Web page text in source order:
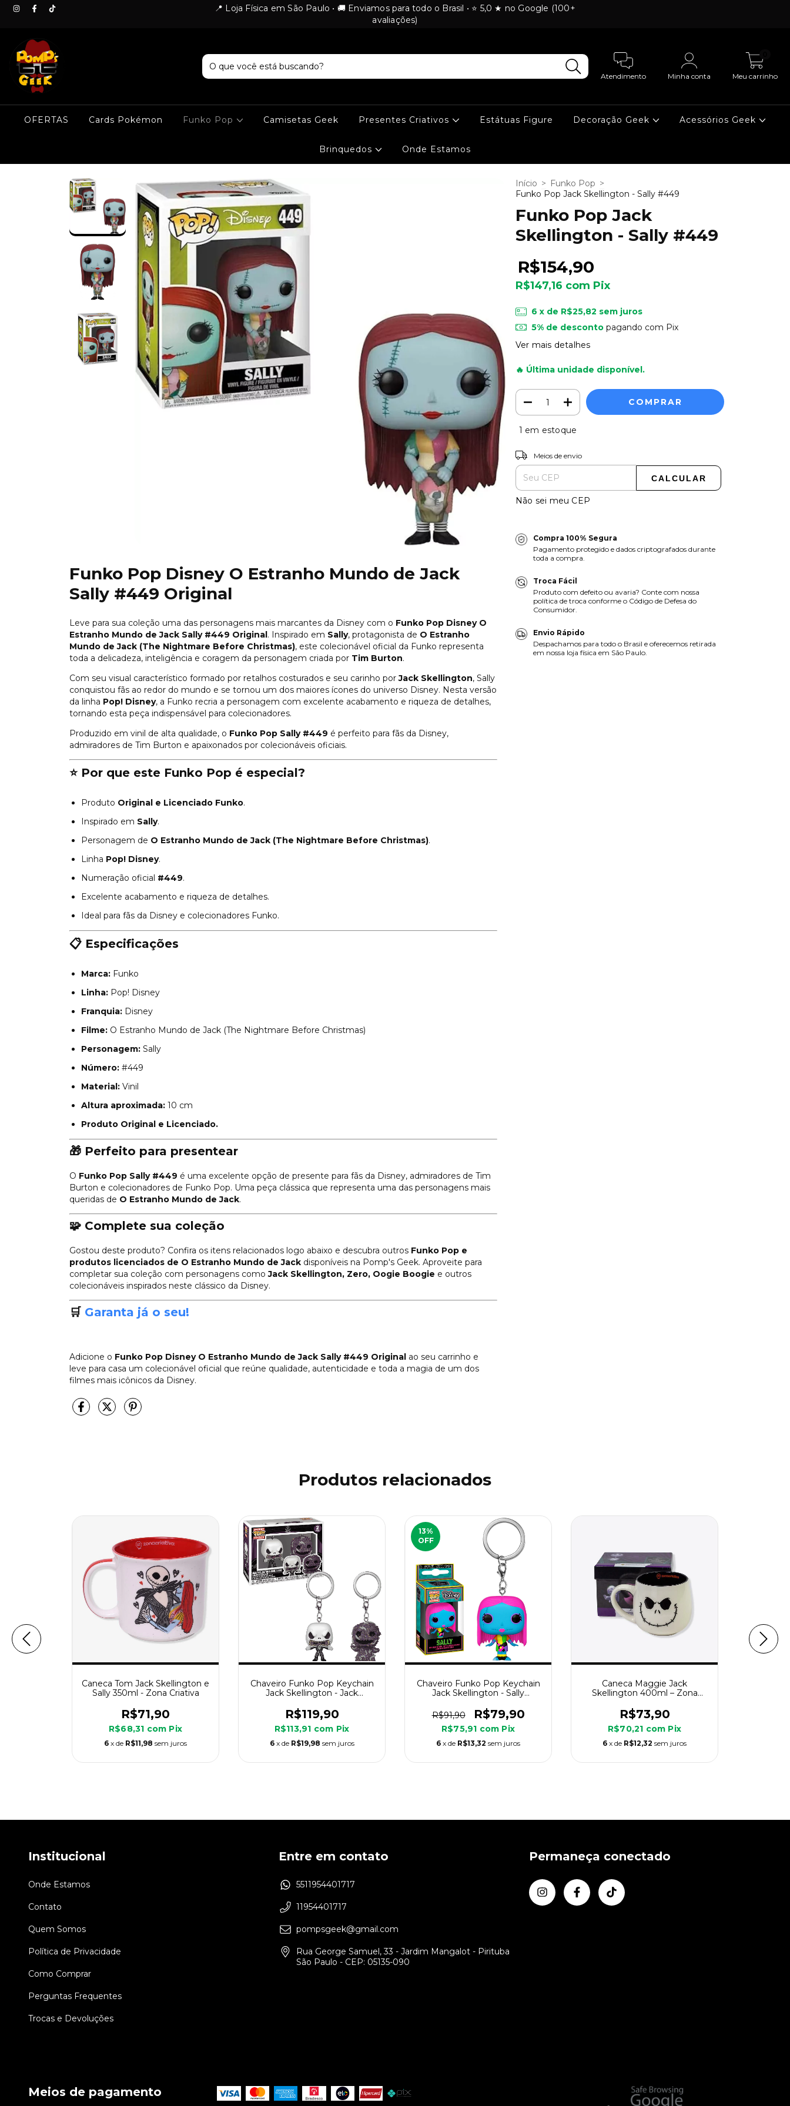
📍 Loja Física em São Paulo • 🚚 Enviamos para todo o Brasil • ⭐ 5,0 ★ no Google (100+
avaliações)
Atendimento Minha conta Meu carrinho
OFERTAS Cards Pokémon Funko Pop Camisetas Geek Presentes Criativos Estátuas Figure Decoração Geek Acessórios Geek
Brinquedos Onde Estamos
Funko Pop Disney O Estranho Mundo de Jack
Sally #449 Original
Leve para sua coleção uma das personagens mais marcantes da Disney com o Funko Pop Disney O
Estranho Mundo de Jack Sally #449 Original. Inspirado em Sally, protagonista de O Estranho
Mundo de Jack (The Nightmare Before Christmas), este colecionável oficial da Funko representa
toda a delicadeza, inteligência e coragem da personagem criada por Tim Burton.
Com seu visual característico formado por retalhos costurados e seu carinho porJack Skellington, Sally
conquistou fãs ao redor do mundo e se tornou um dos maiores ícones do universo Disney. Nesta versão
da linha Pop! Disney, a Funko recria a personagem com excelente acabamento e riqueza de detalhes,
tornando esta peça indispensável para colecionadores.
Produzido em vinil de alta qualidade, o Funko Pop Sally #449 é perfeito para fãs da Disney,
admiradores de Tim Burton e apaixonados por colecionáveis oficiais.
⭐ Por que este Funko Pop é especial?
Produto Original e Licenciado Funko.
Inspirado em Sally.
Personagem de O Estranho Mundo de Jack (The Nightmare Before Christmas).
Linha Pop! Disney.
Numeração oficial #449.
Excelente acabamento e riqueza de detalhes.
Ideal para fãs da Disney e colecionadores Funko.
📋 Especificações
Marca: Funko
Linha: Pop! Disney
Franquia: Disney
Filme: O Estranho Mundo de Jack (The Nightmare Before Christmas)
Personagem: Sally
Número: #449
Material: Vinil
Altura aproximada: 10 cm
Produto Original e Licenciado.
🎁 Perfeito para presentear
O Funko Pop Sally #449 é uma excelente opção de presente para fãs da Disney, admiradores de Tim
Burton e colecionadores de Funko Pop. Uma peça clássica que representa uma das personagens mais
queridas de O Estranho Mundo de Jack.
🧩 Complete sua coleção
Gostou deste produto? Confira os itens relacionados logo abaixo e descubra outros Funko Pop e
produtos licenciados de O Estranho Mundo de Jack disponíveis na Pomp's Geek. Aproveite para
completar sua coleção com personagens comoJack Skellington, Zero, Oogie Boogie e outros
colecionáveis inspirados neste clássico da Disney.
🛒 Garanta já o seu!
Adicione o Funko Pop Disney O Estranho Mundo de Jack Sally #449 Original ao seu carrinho e
leve para casa um colecionável oficial que reúne qualidade, autenticidade e toda a magia de um dos
filmes mais icônicos da Disney.
Início > Funko Pop >
Funko Pop Jack Skellington - Sally #449
Funko Pop Jack
Skellington - Sally #449
R$154,90
R$147,16 com Pix
6 x de R$25,82 sem juros
5% de descontopagando com Pix
Ver mais detalhes
🔥 Última unidade disponível.
1 em estoque
Entregas para o CEP:
Meios de envio
CALCULAR
Não sei meu CEP
Compra 100% Segura
Pagamento protegido e dados criptografados durante
toda a compra.
Troca Fácil
Produto com defeito ou avaria? Conte com nossa
política de troca conforme o Código de Defesa do
Consumidor.
Envio Rápido
Despachamos para todo o Brasil e oferecemos retirada
em nossa loja física em São Paulo.
Produtos relacionados
Caneca Tom Jack Skellington e
Sally 350ml - Zona Criativa
R$71,90
R$68,31 com Pix
6 x de R$11,98 sem juros
Chaveiro Funko Pop Keychain
Jack Skellington - Jack
Pack
R$119,90
R$113,91 com Pix
6 x de R$19,98 sem juros
13%
OFF
Chaveiro Funko Pop Keychain
Jack Skellington - Sally
R$91,90
R$79,90
R$75,91 com Pix
6 x de R$13,32 sem juros
Caneca Maggie Jack
Skellington 400ml – Zona
R$73,90
R$70,21 com Pix
6 x de R$12,32 sem juros
Institucional
Onde Estamos
Contato
Quem Somos
Política de Privacidade
Como Comprar
Perguntas Frequentes
Trocas e Devoluções
Entre em contato
5511954401717
11954401717
pompsgeek@gmail.com
Rua George Samuel, 33 - Jardim Mangalot - Pirituba
São Paulo - CEP: 05135-090
Permaneça conectado
Meios de pagamento